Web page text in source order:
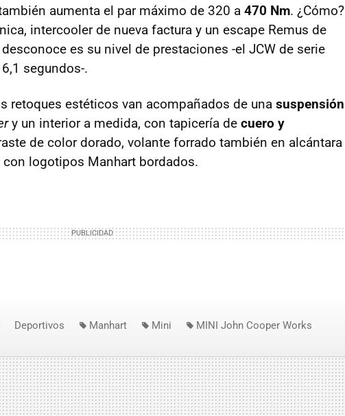
aumenta el par máximo de 320 a 470 Nm. ¿Cómo?
intercooler de nueva factura y un escape Remus de
es su nivel de prestaciones -el JCW de serie
segundos-.
retoques estéticos van acompañados de una suspensión
y un interior a medida, con tapicería de cuero y
de color dorado, volante forrado también en alcántara
logotipos Manhart bordados.
Deportivos Manhart Mini MINI John Cooper Works